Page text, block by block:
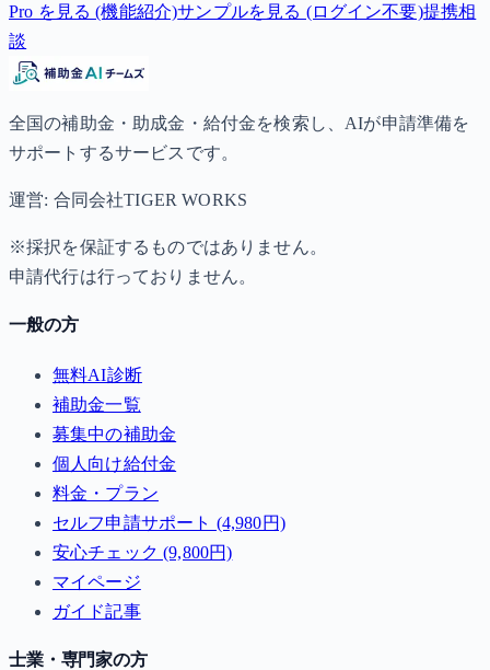
Pro を見る (機能紹介)サンプルを見る (ログイン不要)提携相
談
全国の補助金・助成金・給付金を検索し、AIが申請準備を
サポートするサービスです。
運営: 合同会社TIGER WORKS
※採択を保証するものではありません。
申請代行は行っておりません。
一般の方
無料AI診断
補助金一覧
募集中の補助金
個人向け給付金
料金・プラン
セルフ申請サポート (4,980円)
安心チェック (9,800円)
マイページ
ガイド記事
士業・専門家の方